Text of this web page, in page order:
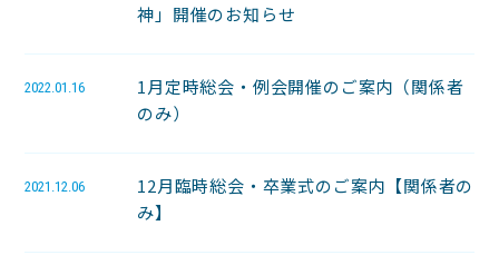
神」開催のお知らせ
2022.01.16
1月定時総会・例会開催のご案内（関係者
のみ）
2021.12.06
12月臨時総会・卒業式のご案内【関係者の
み】